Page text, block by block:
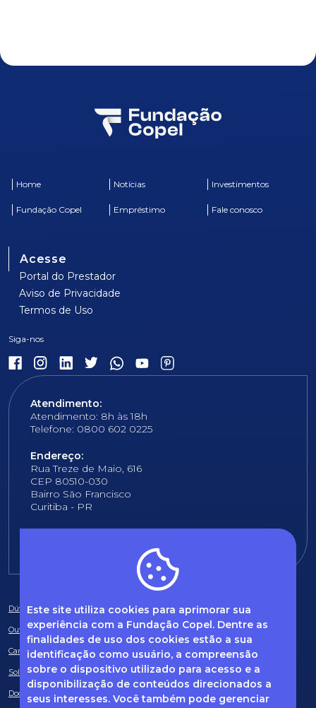
Este site utiliza cookies para aprimorar sua
experiência com a Fundação Copel. Dentre as
finalidades de uso dos cookies estão a sua
identificação como usuário, a compreensão
sobre o dispositivo utilizado para acesso e a
disponibilização de conteúdos direcionados a
seus interesses. Você também pode gerenciar
Home Notícias Investimentos
Fundação Copel Empréstimo Fale conosco
Acesse
Portal do Prestador
Aviso de Privacidade
Termos de Uso
Atendimento:
Atendimento: 8h às 18h
Telefone: 0800 602 0225
Endereço:
Rua Treze de Maio, 616
CEP 80510-030
Bairro São Francisco
Curitiba - PR
Dúvidas frequentes
Ouvidoria
Canal de Denúncias
Solicitação de informações
Documentos obrigatórios